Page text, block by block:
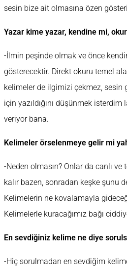
sesin bize ait olmasına özen
Yazar kime yazar, kendine mi,
-İlmin peşinde olmak ve önce
gösterecektir. Direkt okuru temel
kelimeler de ilgimizi çekmez,
için yazıldığını düşünmek
veriyor bana.
Kelimeler örselenmeye gelir mi
-Neden olmasın? Onlar da canlı
kalır bazen, sonradan keşke şunu
Kelimelerin ne kovalamayla
Kelimelerle kuracağımız bağı
En sevdiğiniz kelime ne diye
-Hiç sorulmadan en sevdiğim